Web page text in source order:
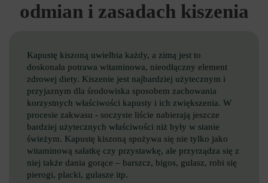
odmian i zasadach kiszenia
Kapustę kiszoną uwielbia każdy, a zimą jest to
doskonała potrawa witaminowa, nieodłączny element
zdrowej diety. Kiszenie jest najbardziej użytecznym i
przyjaznym dla środowiska sposobem zachowania
korzystnych właściwości kapusty i ich zwiększenia. W
procesie zakwasu - soczyste liście nabierają jeszcze
bardziej użytecznych właściwości niż były w stanie
świeżym. Kapustę kiszoną spożywa się nie tylko jako
witaminową sałatkę czy przystawkę, ale przyrządza się z
niej także dania gorące – barszcz, bigos, gulasz, robi się
pierogi, placki, gulasze itp.